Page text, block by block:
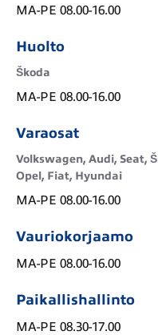
MA-PE 08.00-16.00
Huolto
Škoda
MA-PE 08.00-16.00
Varaosat
Volkswagen, Audi, Seat,
Opel, Fiat, Hyundai
MA-PE 08.00-16.00
Vauriokorjaamo
MA-PE 08.00-16.00
Paikallishallinto
MA-PE 08.30-17.00